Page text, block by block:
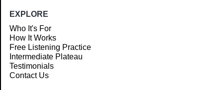
EXPLORE
Who It's For
How It Works
Free Listening Practice
Intermediate Plateau
Testimonials
Contact Us